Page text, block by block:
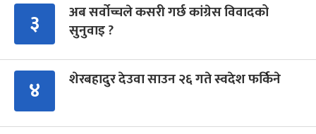
३
अब सर्वोच्चले कसरी गर्छ कांग्रेस विवादको
सुनुवाइ ?
४ शेरबहादुर देउवा साउन २६ गते स्वदेश फर्किने